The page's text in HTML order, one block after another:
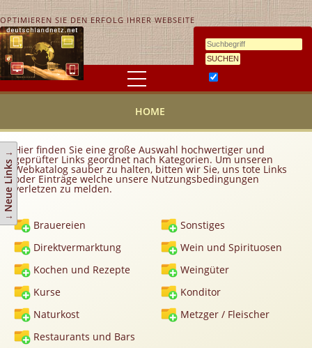
OPTIMIEREN SIE DEN ERFOLG IHRER WEBSEITE
AGB
Link hinzufügen
Eintrag ändern
Newsletter
Werbedienstleistungen
Handy Tarifvergleich
Partner
Homepageerstellung
Webkatalog
HOME
Hier finden Sie eine große Auswahl hochwertiger und
geprüfter Links geordnet nach Kategorien. Um unseren
Webkatalog sauber zu halten, bitten wir Sie, uns tote Links
oder Einträge welche unsere Nutzungsbedingungen
verletzen zu melden.
Brauereien
Direktvermarktung
Kochen und Rezepte
Kurse
Naturkost
Restaurants und Bars
Sonstiges
Wein und Spirituosen
Weingüter
Konditor
Metzger / Fleischer
↓ Neue Links ↓